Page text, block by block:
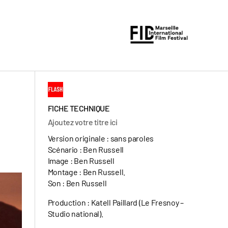
FICHE TECHNIQUE
Ajoutez votre titre ici
Version originale : sans paroles
Scénario : Ben Russell
Image : Ben Russell
Montage : Ben Russell.
Son : Ben Russell
Production : Katell Paillard (Le Fresnoy –
Studio national).